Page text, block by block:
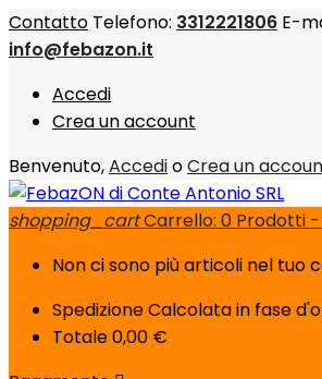
Contatto Telefono: 3312221806 E-
info@febazon.it
Accedi
Crea un account
Benvenuto,AccedioCrea un
shopping_cartCarrello: 0 Prodotti
Non ci sono più articoli nel tuo
SpedizioneCalcolata in fase
Totale0,00 €